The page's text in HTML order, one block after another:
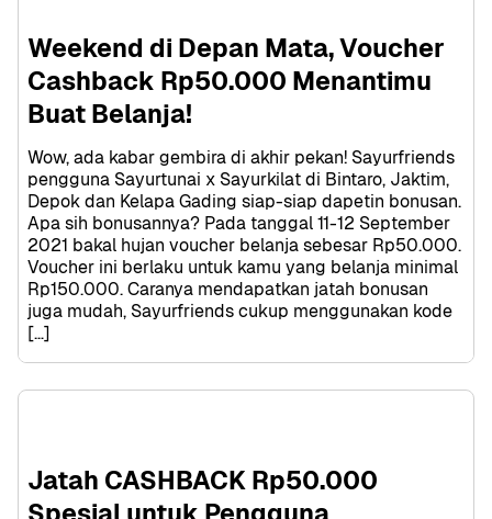
Weekend di Depan Mata, Voucher
Cashback Rp50.000 Menantimu
Buat Belanja!
Wow, ada kabar gembira di akhir pekan! Sayurfriends
pengguna Sayurtunai x Sayurkilat di Bintaro, Jaktim,
Depok dan Kelapa Gading siap-siap dapetin bonusan.
Apa sih bonusannya? Pada tanggal 11-12 September
2021 bakal hujan voucher belanja sebesar Rp50.000.
Voucher ini berlaku untuk kamu yang belanja minimal
Rp150.000. Caranya mendapatkan jatah bonusan
juga mudah, Sayurfriends cukup menggunakan kode
[…]
Jatah CASHBACK Rp50.000